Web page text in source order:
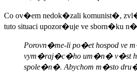
Co ov�em nedok�zali komunist�,
tuto situaci upozor�uje ve sborn�ku
Porovn�me-li po�et hospod
vym�raj�c�ho um�n� v�st
spole�n�. Abychom m�sto